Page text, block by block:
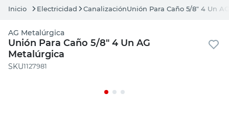
Electricidad CanalizaciónUnión Para Caño 5/8" 4 Un
AG Metalúrgica
Unión Para Caño 5/8" 4 Un AG
Metalúrgica
:1127981
escritorio
puertas
placard